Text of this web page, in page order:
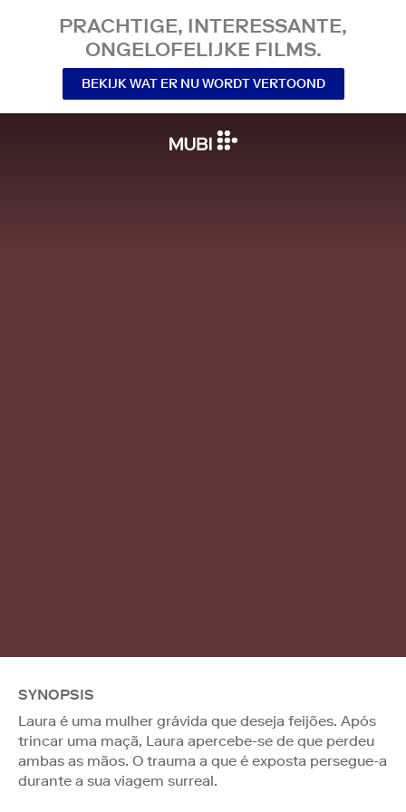
PRACHTIGE, INTERESSANTE,
ONGELOFELIJKE FILMS.
BEKIJK WAT ER NU WORDT VERTOOND
SYNOPSIS
Laura é uma mulher grávida que deseja feijões. Após
trincar uma maçã, Laura apercebe-se de que perdeu
ambas as mãos. O trauma a que é exposta persegue-a
durante a sua viagem surreal.